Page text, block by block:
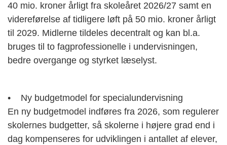
40 mio. kroner årligt fra skoleåret 2026/27 samt en
videreførelse af tidligere løft på 50 mio. kroner årligt
til 2029. Midlerne tildeles decentralt og kan bl.a.
bruges til to fagprofessionelle i undervisningen,
bedre overgange og styrket læselyst.
• Ny budgetmodel for specialundervisning
En ny budgetmodel indføres fra 2026, som regulerer
skolernes budgetter, så skolerne i højere grad end i
dag kompenseres for udviklingen i antallet af elever,